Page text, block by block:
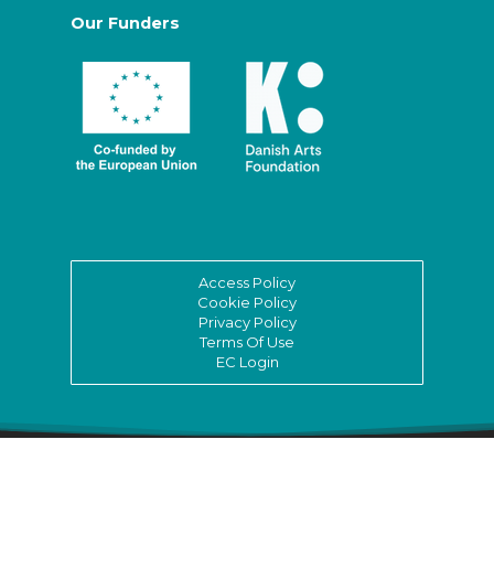
Our Funders
Access Policy
Cookie Policy
Privacy Policy
Terms Of Use
EC Login